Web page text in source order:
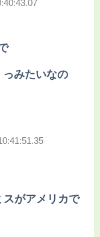
みたいなの
スがアメリカで